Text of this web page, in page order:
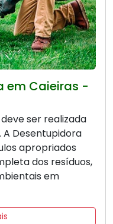
em Caieiras -
ser realizada
Desentupidora
apropriados
dos resíduos,
em